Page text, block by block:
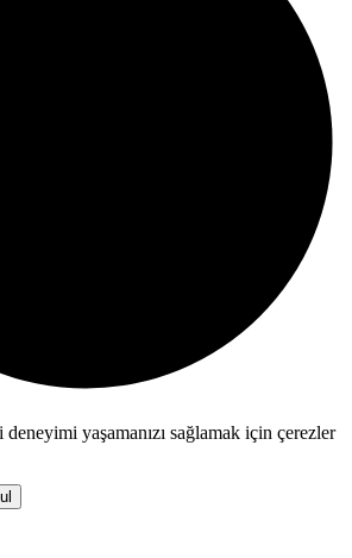
yaşamanızı sağlamak için çerezler